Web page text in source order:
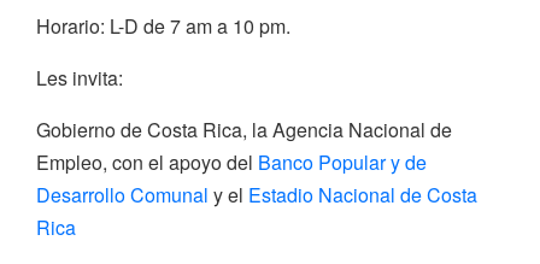
Horario: L-D de 7 am a 10 pm.
Les invita:
Gobierno de Costa Rica, la Agencia Nacional de
Empleo, con el apoyo del Banco Popular y de
Desarrollo Comunal y el Estadio Nacional de Costa
Rica